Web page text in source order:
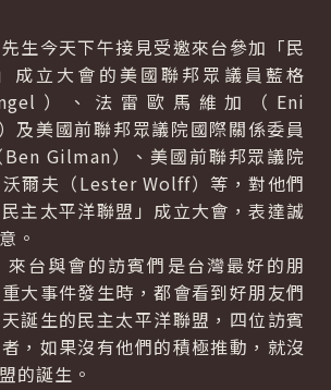
今天下午接見受邀來台參加「民
成立大會的美國聯邦眾議員藍格
）、法雷歐馬維加（Eni
及美國前聯邦眾議院國際關係委員
Gilman）、美國前聯邦眾議院
爾夫（Lester Wolff）等，對他們
主太平洋聯盟」成立大會，表達誠
。
台與會的訪賓們是台灣最好的朋
大事件發生時，都會看到好朋友們
誕生的民主太平洋聯盟，四位訪賓
，如果沒有他們的積極推動，就沒
的誕生。